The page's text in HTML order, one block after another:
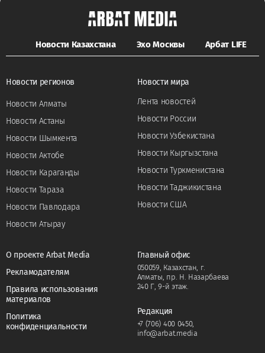
Новости Казахстана Эхо Москвы Арбат LIFE
Новости регионов
Новости Алматы
Новости Астаны
Новости Шымкента
Новости Актобе
Новости Караганды
Новости Тараза
Новости Павлодара
Новости Атырау
Новости мира
Лента новостей
Новости России
Новости Узбекистана
Новости Кыргызстана
Новости Туркменистана
Новости Таджикистана
Новости США
О проекте Arbat Media
Рекламодателям
Правила использования
материалов
Политика
конфиденциальности
Главный офис
050059, Казахстан, г.
Алматы, пр. Н. Назарбаева
240 Г, 9-й этаж.
Редакция
+7 (706) 400 0450,
info@arbat.media